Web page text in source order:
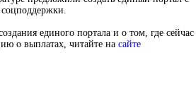
единого портала и о том, где сейчас
о выплатах, читайте на сайте